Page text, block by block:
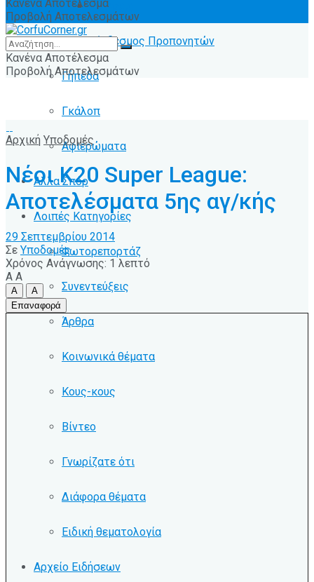
Ειδήσεις
Σύνδεσμος Προπονητών
Γήπεδα
Γκάλοπ
Αφιερώματα
Άλλα Σπόρ
Λοιπές Κατηγορίες
Φωτορεπορτάζ
Συνεντεύξεις
Άρθρα
Κοινωνικά θέματα
Κους-κους
Βίντεο
Γνωρίζατε ότι
Διάφορα θέματα
Ειδική θεματολογία
Αρχείο Ειδήσεων
Κανένα Αποτέλεσμα
Προβολή Αποτελεσμάτων
Κανένα Αποτέλεσμα
Προβολή Αποτελεσμάτων
Αρχική Υποδομές
Νέοι K20 Super League:
Αποτελέσματα 5ης αγ/κής
29 Σεπτεμβρίου 2014
Σε Υποδομές
Χρόνος Ανάγνωσης: 1 λεπτό
A A
A
A
Επαναφορά